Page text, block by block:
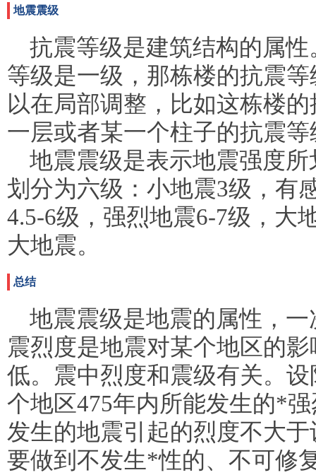
地震震级
抗震等级是建筑结构的属
等级是一级，那栋楼的抗震
以在局部调整，比如这栋楼
一层或者某一个柱子的抗震
地震震级是表示地震强度
划分为六级：小地震3级，有
4.5-6级，强烈地震6-7级，大
大地震。
总结
地震震级是地震的属性，
震烈度是地震对某个地区的
低。震中烈度和震级有关。
个地区475年内所能发生的*
发生的地震引起的烈度不大
要做到不发生*性的、不可修